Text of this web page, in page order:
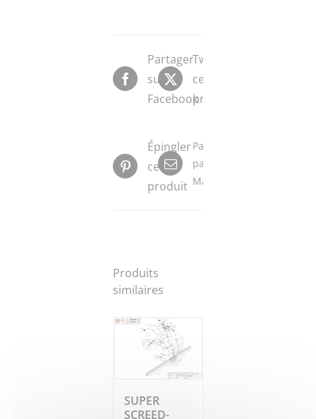
Partager
sur
Facebook
Tweeter
ce
produit
Épingler
ce
produit
Partager
par
Mail
Produits
similaires
SUPER
SCREED-